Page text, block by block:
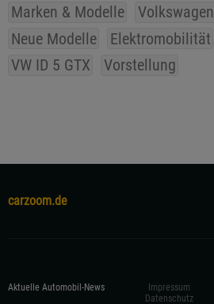
Marken & Modelle Volkswagen
Neue Modelle
Elektromobilität
VW ID 5 GTX
Vorstellung
carzoom.de
Aktuelle Automobil-News
Impressum
Datenschutz